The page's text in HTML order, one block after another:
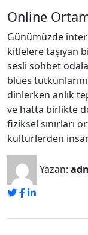
Online
Günümüzde
kitlelere taşıyan
sesli sohbet
blues
dinlerken anlık
ve hatta birlikte
fiziksel sınırları
kültürlerden
Yazan: